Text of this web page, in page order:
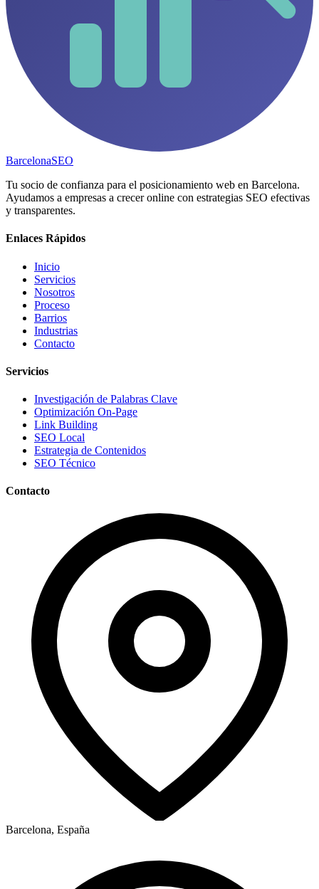
BarcelonaSEO
Tu socio de confianza para el posicionamiento web en Barcelona.
Ayudamos a empresas a crecer online con estrategias SEO efectivas
y transparentes.
Enlaces Rápidos
Inicio
Servicios
Nosotros
Proceso
Barrios
Industrias
Contacto
Servicios
Investigación de Palabras Clave
Optimización On-Page
Link Building
SEO Local
Estrategia de Contenidos
SEO Técnico
Contacto
Barcelona, España